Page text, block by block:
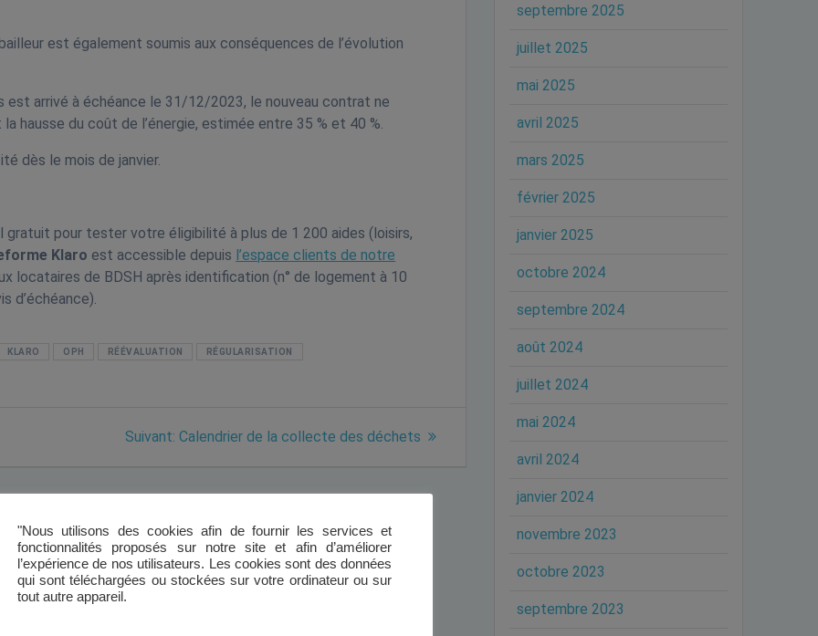
est également soumis aux conséquences de l’évolution
arrivé à échéance le 31/12/2023, le nouveau contrat ne
hausse du coût de l’énergie, estimée entre 35 % et 40 %.
dès le mois de janvier.
gratuit pour tester votre éligibilité à plus de 1 200 aides (loisirs,
Klaro est accessible depuis l’espace clients de notre
locataires de BDSH après identification (n° de logement à 10
d’échéance).
KLARO OPH RÉÉVALUATION RÉGULARISATION
Suivant: Next
Calendrier de la collecte des déchets
septembre 2025
juillet 2025
mai 2025
avril 2025
mars 2025
février 2025
janvier 2025
octobre 2024
septembre 2024
août 2024
juillet 2024
mai 2024
avril 2024
janvier 2024
novembre 2023
octobre 2023
septembre 2023
"Nous utilisons des cookies afin de fournir les services et
fonctionnalités proposés sur notre site et afin d’améliorer
l’expérience de nos utilisateurs. Les cookies sont des données
qui sont téléchargées ou stockées sur votre ordinateur ou sur
tout autre appareil.